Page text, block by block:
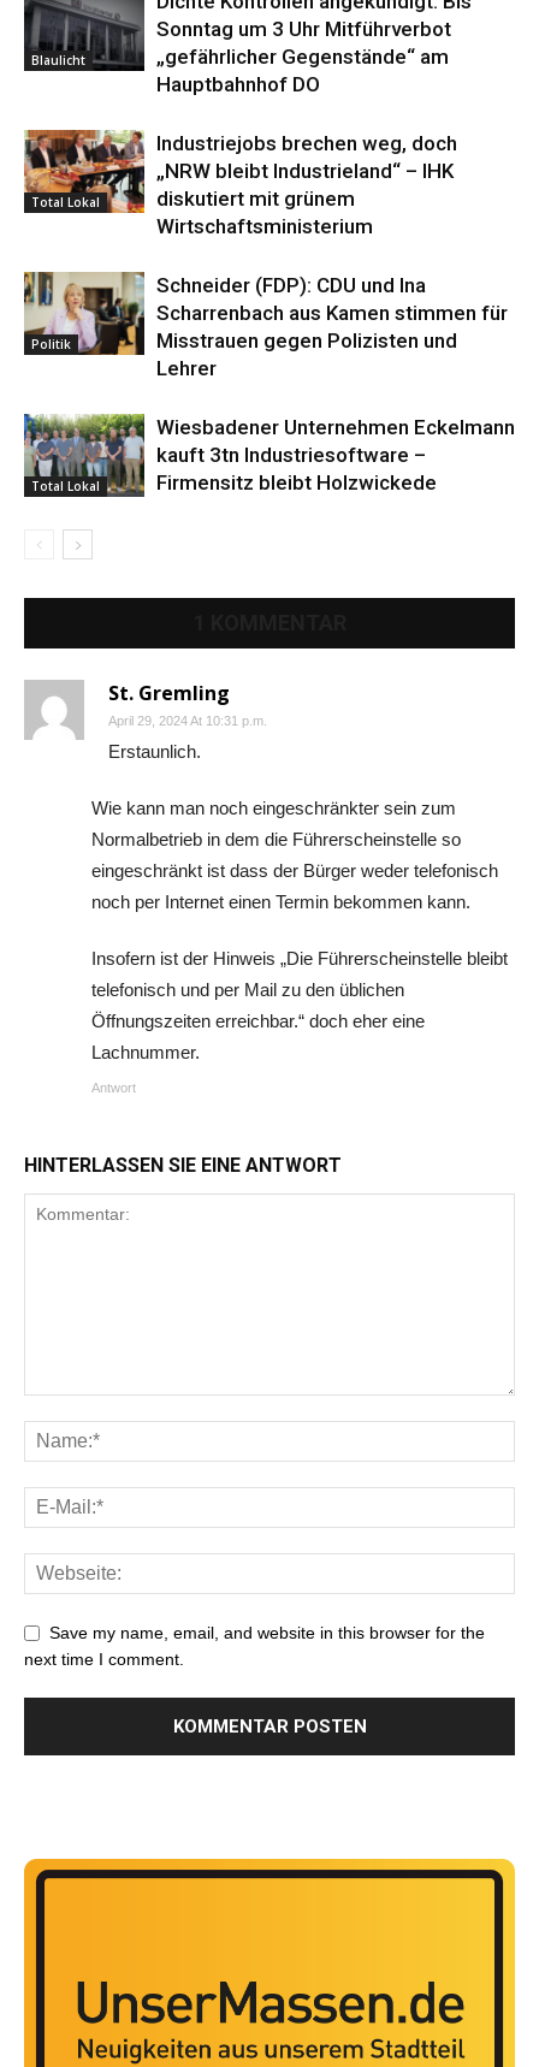
Blaulicht
Sonntag um 3 Uhr Mitführverbot
„gefährlicher Gegenstände“ am
Hauptbahnhof DO
Total Lokal
Industriejobs brechen weg, doch
„NRW bleibt Industrieland“ – IHK
diskutiert mit grünem
Wirtschaftsministerium
Politik
Schneider (FDP): CDU und Ina
Scharrenbach aus Kamen stimmen für
Misstrauen gegen Polizisten und
Lehrer
Total Lokal
Wiesbadener Unternehmen Eckelmann
kauft 3tn Industriesoftware –
Firmensitz bleibt Holzwickede
St. Gremling
April 29, 2024 At 10:31 p.m.
Erstaunlich.
Wie kann man noch eingeschränkter sein zum
Normalbetrieb in dem die Führerscheinstelle so
eingeschränkt ist dass der Bürger weder telefonisch
noch per Internet einen Termin bekommen kann.
Insofern ist der Hinweis „Die Führerscheinstelle bleibt
telefonisch und per Mail zu den üblichen
Öffnungszeiten erreichbar.“ doch eher eine
Lachnummer.
Antwort
HINTERLASSEN SIE EINE ANTWORT
Save my name, email, and website in this browser for the
next time I comment.